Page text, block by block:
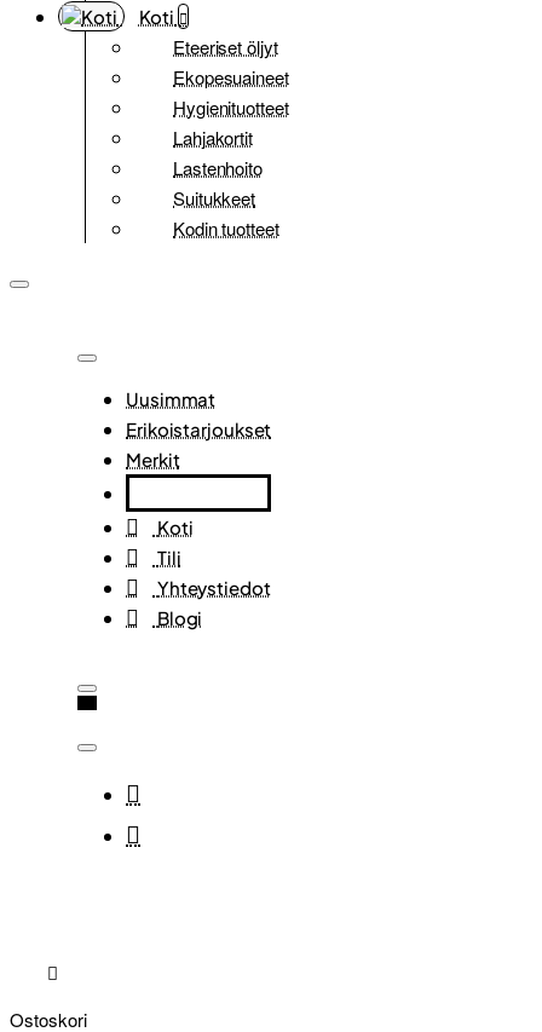
Koti
Eteeriset öljyt
Ekopesuaineet
Hygienituotteet
Lahjakortit
Lastenhoito
Suitukkeet
Kodin tuotteet
Uusimmat
Erikoistarjoukset
Merkit
Koti
Tili
Yhteystiedot
Blogi
Ostoskori